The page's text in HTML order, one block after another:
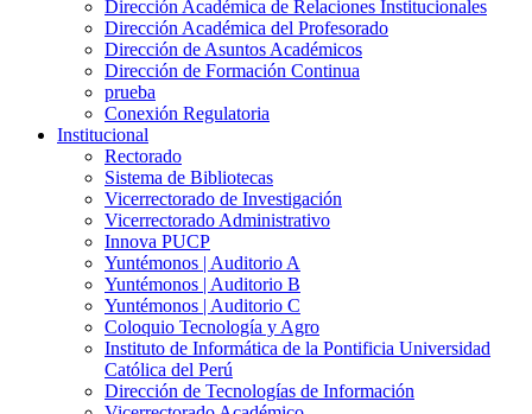
Dirección Académica de Relaciones Institucionales
Dirección Académica del Profesorado
Dirección de Asuntos Académicos
Dirección de Formación Continua
prueba
Conexión Regulatoria
Institucional
Rectorado
Sistema de Bibliotecas
Vicerrectorado de Investigación
Vicerrectorado Administrativo
Innova PUCP
Yuntémonos | Auditorio A
Yuntémonos | Auditorio B
Yuntémonos | Auditorio C
Coloquio Tecnología y Agro
Instituto de Informática de la Pontificia Universidad
Católica del Perú
Dirección de Tecnologías de Información